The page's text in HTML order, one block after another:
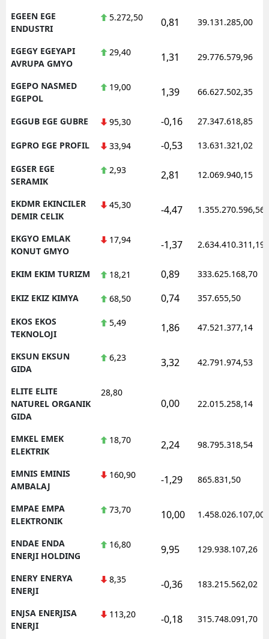
EGEEN EGE
ENDUSTRI
5.272,50 0,81 39.131.285,00
EGEGY EGEYAPI
AVRUPA GMYO
29,40 1,31 29.776.579,96
EGEPO NASMED
EGEPOL
19,00 1,39 66.627.502,35
EGGUB EGE GUBRE 95,30 -0,16 27.347.618,85
EGPRO EGE PROFIL 33,94 -0,53 13.631.321,02
EGSER EGE
SERAMIK
2,93 2,81 12.069.940,15
EKDMR EKINCILER
DEMIR CELIK
45,30 -4,47 1.355.270.596,56
EKGYO EMLAK
KONUT GMYO
17,94 -1,37 2.634.410.311,19
EKIM EKIM TURIZM 18,21 0,89 333.625.168,70
EKIZ EKIZ KIMYA 68,50 0,74 357.655,50
EKOS EKOS
TEKNOLOJI
5,49 1,86 47.521.377,14
EKSUN EKSUN
GIDA
6,23 3,32 42.791.974,53
ELITE ELITE
NATUREL ORGANIK
GIDA
28,80
0,00 22.015.258,14
EMKEL EMEK
ELEKTRIK
18,70 2,24 98.795.318,54
EMNIS EMINIS
AMBALAJ
160,90 -1,29 865.831,50
EMPAE EMPA
ELEKTRONIK
73,70 10,00 1.458.026.107,00
ENDAE ENDA
ENERJI HOLDING
16,80 9,95 129.938.107,26
ENERY ENERYA
ENERJI
8,35 -0,36 183.215.562,02
ENJSA ENERJISA
ENERJI
113,20 -0,18 315.748.091,70